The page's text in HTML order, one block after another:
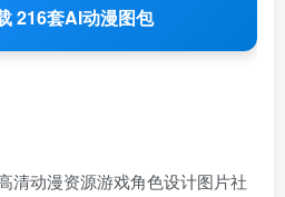
216套AI动漫图包
清动漫资源游戏角色设计图片社